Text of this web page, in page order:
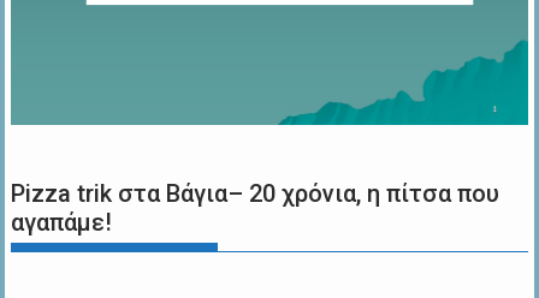
Pizza trik στα Βάγια– 20 χρόνια, η πίτσα που
αγαπάμε!